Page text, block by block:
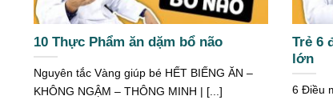
10 Thực Phẩm ăn dặm bổ não
Nguyên tắc Vàng giúp bé HẾT BIẾNG ĂN –
KHÔNG NGẬM – THÔNG MINH | [...]
Trẻ 6
lớn
6 Điều